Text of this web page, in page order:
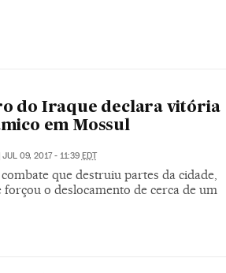
do Iraque declara vitória
em Mossul
JUL 09, 2017 - 11:39 EDT
que destruiu partes da cidade,
o deslocamento de cerca de um